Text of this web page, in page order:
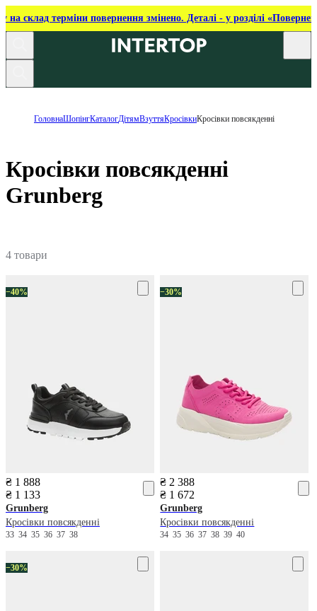
на склад терміни повернення змінено. Деталі - у розділі
ГоловнаШопінгКаталогДітямВзуттяКросівкиКросівки повсякденні
Кросівки повсякденні
Grunberg
4 товари
−40%
₴ 1 888
₴ 1 133
Grunberg
Кросівки повсякденні
33 34 35 36 37 38
−30%
₴ 2 388
₴ 1 672
Grunberg
Кросівки повсякденні
34353637383940
−30%